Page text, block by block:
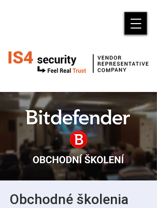
Obchodné školenia